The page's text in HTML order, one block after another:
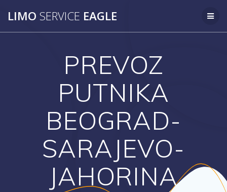
to
LIMO SERVICE EAGLE
PREVOZ
PUTNIKA
BEOGRAD-
SARAJEVO-
JAHORINA